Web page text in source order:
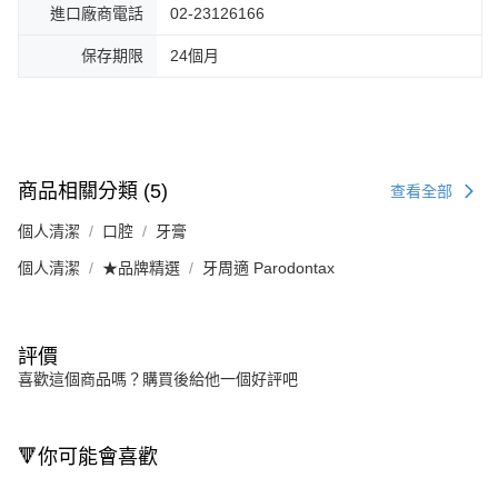
進口廠商電話 02-23126166
保存期限 24個月
商品相關分類 (5) 查看全部
個人清潔 口腔 牙膏
個人清潔 ★品牌精選 牙周適 Parodontax
評價
喜歡這個商品嗎？購買後給他一個好評吧
🔻你可能會喜歡